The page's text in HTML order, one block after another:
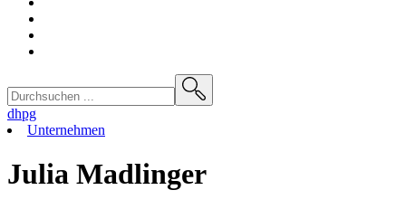
dhpg
Unternehmen
Julia Madlinger